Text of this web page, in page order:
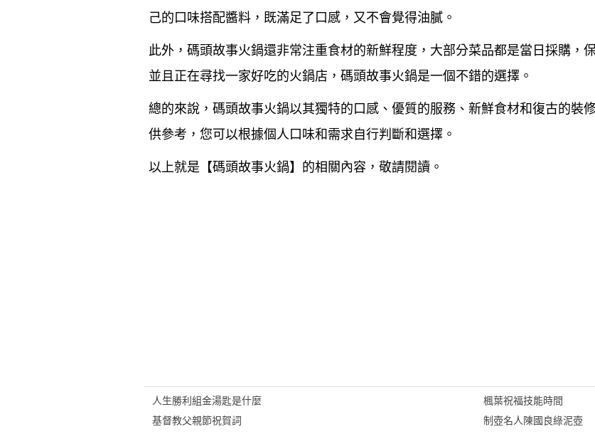
己的口味搭配醬料，既滿足了口感，又不會覺得油膩。
此外，碼頭故事火鍋還非常注重食材的新鮮程度，大部分菜品都是當日採購，
並且正在尋找一家好吃的火鍋店，碼頭故事火鍋是一個不錯的選擇。
總的來說，碼頭故事火鍋以其獨特的口感、優質的服務、新鮮食材和復古的裝
供參考，您可以根據個人口味和需求自行判斷和選擇。
以上就是【碼頭故事火鍋】的相關內容，敬請閱讀。
人生勝利組金湯匙是什麼
基督教父親節祝賀詞
楓葉祝福技能時間
制壺名人陳國良綠泥壺